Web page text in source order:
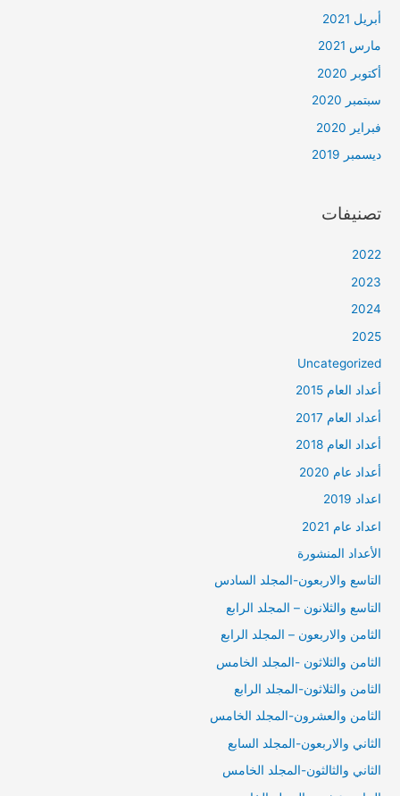
أبريل 2021
مارس 2021
أكتوبر 2020
سبتمبر 2020
فبراير 2020
ديسمبر 2019
تصنيفات
2022
2023
2024
2025
Uncategorized
أعداد العام 2015
أعداد العام 2017
أعداد العام 2018
أعداد عام 2020
اعداد 2019
اعداد عام 2021
الأعداد المنشورة
التاسع والاربعون-المجلد السادس
التاسع والثلانون – المجلد الرابع
الثامن والاربعون – المجلد الرابع
الثامن والثلاثون -المجلد الخامس
الثامن والثلاثون-المجلد الرابع
الثامن والعشرون-المجلد الخامس
الثاني والاربعون-المجلد السابع
الثاني والثالثون-المجلد الخامس